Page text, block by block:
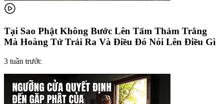
Tại Sao Phật Không Bước Lên Tấm Thảm Trắng
Mà Hoàng Tử Trải Ra Và Điều Đó Nói Lên Điều Gì
3 tuần trước